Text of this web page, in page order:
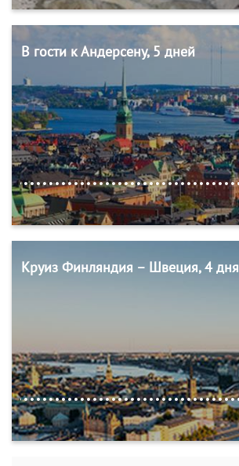
В гости к Андерсену, 5 дней
Круиз Финляндия – Швеция, 4 дня